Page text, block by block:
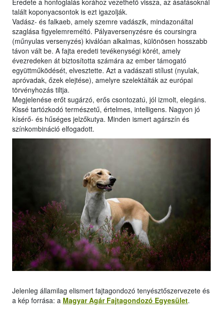
talált koponyacsontok is ezt igazolják.
Vadász- és falkaeb, amely szemre vadászik, mindazonáltal
szaglása figyelemreméltó. Pályaversenyzésre és coursingra
(műnyulas versenyzés) kiválóan alkalmas, különösen hosszabb
távon vált be. A fajta eredeti tevékenységi körét, amely
évezredeken át biztosította számára az ember támogató
együttműködését, elvesztette. Azt a vadászati stílust (nyulak,
apróvadak, őzek elejtése), amelyre szelektálták az európai
törvényhozás tiltja.
Megjelenése erőt sugárzó, erős csontozatú, jól izmolt, elegáns.
Kissé tartózkodó természetű, értelmes, intelligens. Nagyon jó
kísérő- és hűséges jelzőkutya. Minden ismert agárszín és
színkombináció elfogadott.
Jelenleg államilag elismert fajtagondozó tenyésztőszervezete és
a kép forrása: a Magyar Agár Fajtagondozó Egyesület.